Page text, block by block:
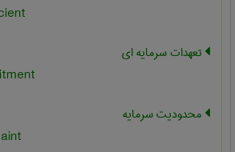
تعهدات سرمایه ای
محدودیت سرمایه